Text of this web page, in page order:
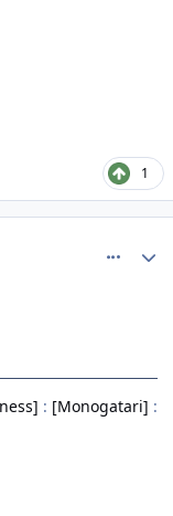
1
: [Monogatari] :